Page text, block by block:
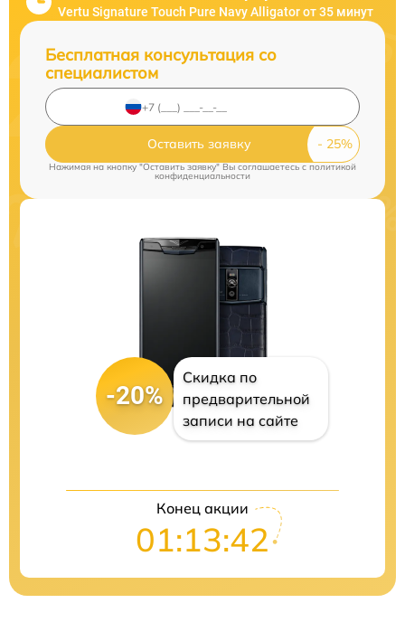
Vertu Signature Touch Pure Navy Alligator от 35 минут
Бесплатная консультация со
специалистом
Оставить заявку
Нажимая на кнопку "Оставить заявку" Вы соглашаетесь cполитикой
конфиденциальности
-20%
Скидка по
предварительной
записи на сайте
Конец акции
01:13:41